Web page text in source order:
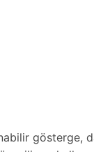
gösterge,